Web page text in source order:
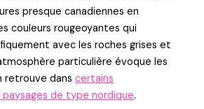
presque canadiennes en
couleurs rougeoyantes qui
avec les roches grises et
particulière évoque les
retrouve danscertains
de type nordique.